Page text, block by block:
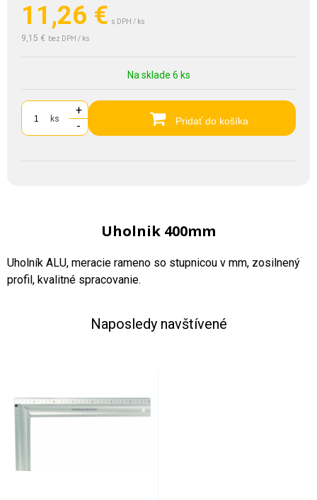
11,26 € s DPH / ks
9,15 € bez DPH / ks
Na sklade 6 ks
ks
+
-
Pridať do košíka
Uholnik 400mm
Uholník ALU, meracie rameno so stupnicou v mm, zosilnený
profil, kvalitné spracovanie.
Naposledy navštívené